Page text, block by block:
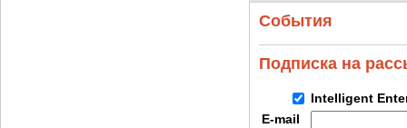
События
Подписка на
Intelligent
E-mail